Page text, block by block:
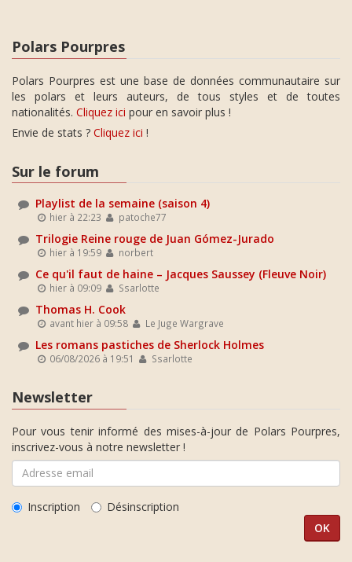
Polars Pourpres
Polars Pourpres est une base de données communautaire sur
les polars et leurs auteurs, de tous styles et de toutes
nationalités. Cliquez ici pour en savoir plus !
Envie de stats ? Cliquez ici !
Sur le forum
Playlist de la semaine (saison 4)
hier à 22:23 patoche77
Trilogie Reine rouge de Juan Gómez-Jurado
hier à 19:59 norbert
Ce qu'il faut de haine – Jacques Saussey (Fleuve Noir)
hier à 09:09 Ssarlotte
Thomas H. Cook
avant hier à 09:58 Le Juge Wargrave
Les romans pastiches de Sherlock Holmes
06/08/2026 à 19:51 Ssarlotte
Newsletter
Pour vous tenir informé des mises-à-jour de Polars Pourpres,
inscrivez-vous à notre newsletter !
Inscription Désinscription